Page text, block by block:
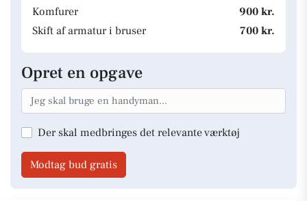
Komfurer
900 kr.
Skift af armatur i bruser
700 kr.
Opret en opgave
Der skal medbringes det relevante værktøj
Modtag bud gratis